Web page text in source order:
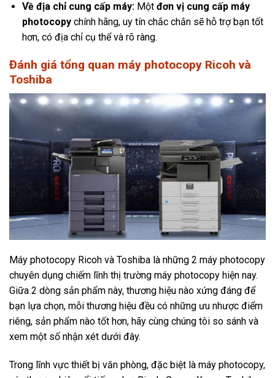
Về địa chỉ cung cấp máy:Một đơn vị cung cấp máy
photocopychính hãng, uy tín chắc chắn sẽ hỗ trợ bạn tốt
hơn, có địa chỉ cụ thể và rõ ràng.
Đánh giá tổng quan máy photocopy Ricoh và
Toshiba
Máy photocopy Ricoh và Toshiba là những 2 máy photocopy
chuyên dụng chiếm lĩnh thị trường máy photocopy hiện nay.
Giữa 2 dòng sản phẩm này, thương hiệu nào xứng đáng để
bạn lựa chọn, mỗi thương hiệu đều có những ưu nhược điểm
riêng, sản phẩm nào tốt hơn, hãy cùng chúng tôi so sánh và
xem một số nhận xét dưới đây.
Trong lĩnh vực thiết bị văn phòng, đặc biệt là máy photocopy,